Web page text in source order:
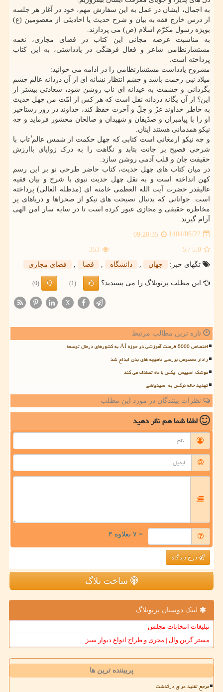
به اجمال، ایشان در عمل به این سفارش مهم، خود در آغاز هر جلسه
از درس خارج فقه به بیان و شرح حدیث یا احادیثی از معصومین (ع)
بویژه رسول مکرّم اسلام (ص) می پردازند.
به مناسبت عرضه مجانی این کتاب در فضای مجازی، نغمه
مستشارنظامی شاعر و فعال فرهنگی در یادداشتی، به این کتاب
پرداخته است.
مشروح یادداشت مستشارنظامی را در ادامه می خوانید:
میلاد نبی رحمت باشد و چشم انتظار نشانه ای از آن دردانه عالم چشم
بگردانی و چشمت به عیدانه ای ناب روشن شود، سعادتی بیشتر از
این؟ از آن یگانه دردانه نقل است که هر کس از امّت من چهل حدیث
به خاطر خداوند عزّ و جلّ و آخرت حفظ کند، خداوند در روز رستاخیز
او را با پیامبران و صدّیقان و شهیدان و صالحان محشور فرماید و چه
نیکو همدمانی هستند اینان.
و چه نیکو ارمغانی است کتابی که چهل حکمت از شمس عالم ٰتاب با
شرحی فصیح بر جانت بتابد و نگاهت را به درک زوایای باارزش
حقیقت جان و قلب آدمی روشن سازد.
در میان کتاب های چهل حدیث، کتاب حاضر طرحی نو بر این رسم
کهن انداخته است و به نقل چهل حدیث نبوی با شرح و بیان فقیه
عالیقدر حضرت آیت الله العظمی خامنه ای (مدظله العالی) پرداخته
است. جوانانی که بدنبال نصیحت های نیکو از صحراها و دریاهای پر
مخاطره حقیقی و مجازی عبور کرده است تا در سایه سار امن الهی
آرام گیرند.
1404/06/22
09:20:35
5.0
/ 5
353
تگهای خبر:
جهان دانشگاه فضا فضای مجازی
این مطلب پرتوبلاگ را می پسندید؟ (1)
(0)
X
تازه ترین مطالب مرتبط
اختصاص 5000 فرصت آموزشی در حوزه AI به کشورهای درحال توسعه
رادار مخصوص بررسی ماهیچه های بدن ابداع شد
موشک اسپیس ایکس با ماه تصادف می کند
تهدید خاله نرگس به اسیدپاشی
نظرات بینندگان در مورد این مطلب
لطفا شما همنظر دهید
= ۷ بعلاوه ۳
درج دیدگاه
ساخت بلاگ
لینک دوستان پرتوبلاگ
تبلیغات انتخابات مجلس
مستر گرین وال | مجری و طراح انواع دیوار سبز
پربیننده ترین ها
مرجع تقلید عراق درگذشت